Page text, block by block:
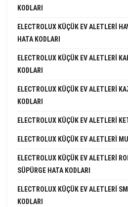
KODLARI
ELECTROLUX KÜÇÜK EV ALETLERI
HATA KODLARI
ELECTROLUX KÜÇÜK EV ALETLERI
KODLARI
ELECTROLUX KÜÇÜK EV ALETLERI
KODLARI
ELECTROLUX KÜÇÜK EV ALETLERI
ELECTROLUX KÜÇÜK EV ALETLERI
ELECTROLUX KÜÇÜK EV ALETLERI
SÜPÜRGE HATA KODLARI
ELECTROLUX KÜÇÜK EV ALETLERI
KODLARI